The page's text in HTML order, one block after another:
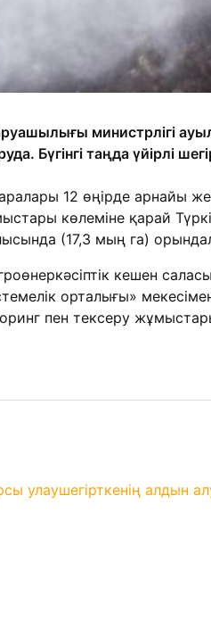
министрлігі
Бүгінгі таңда үйірлі
12 өңірде арнайы
көлеміне қарай
(17,3 мың га)
кешен
орталығы»
пен тексеру
улаушегірткенің алдын